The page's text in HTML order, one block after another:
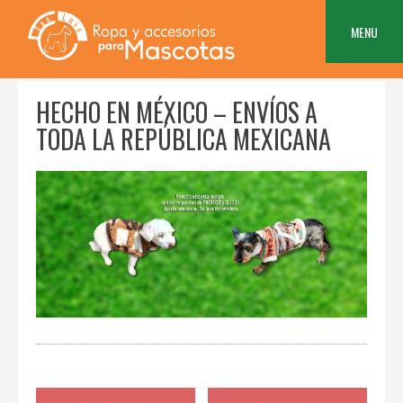
content
MENU
HECHO EN MÉXICO – ENVÍOS A
TODA LA REPÚBLICA MEXICANA